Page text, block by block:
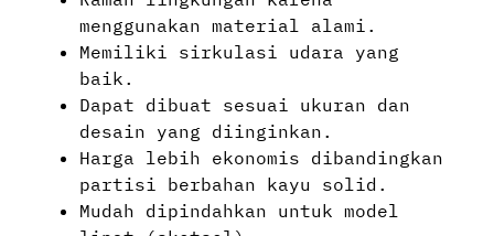
menggunakan material alami.
Memiliki sirkulasi udara yang
baik.
Dapat dibuat sesuai ukuran dan
desain yang diinginkan.
Harga lebih ekonomis dibandingkan
partisi berbahan kayu solid.
Mudah dipindahkan untuk model